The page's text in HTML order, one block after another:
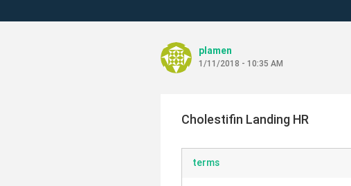
plamen
1/11/2018 - 10:35 AM
Cholestifin Landing HR
terms